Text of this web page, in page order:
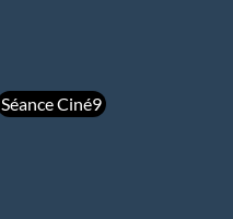
Séance Ciné9